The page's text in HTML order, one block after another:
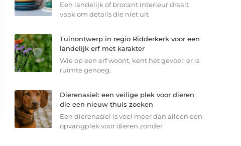
Een landelijk of brocant interieur draait
vaak om details die niet uit
Tuinontwerp in regio Ridderkerk voor een
landelijk erf met karakter
Wie op een erf woont, kent het gevoel: er is
ruimte genoeg,
Dierenasiel: een veilige plek voor dieren
die een nieuw thuis zoeken
Een dierenasiel is veel meer dan alleen een
opvangplek voor dieren zonder